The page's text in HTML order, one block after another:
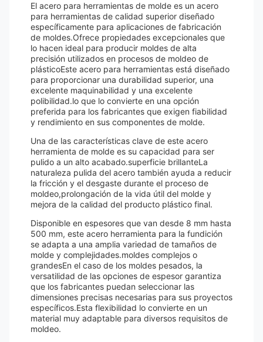
El acero para herramientas de molde es un acero
para herramientas de calidad superior diseñado
específicamente para aplicaciones de fabricación
de moldes.Ofrece propiedades excepcionales que
lo hacen ideal para producir moldes de alta
precisión utilizados en procesos de moldeo de
plásticoEste acero para herramientas está diseñado
para proporcionar una durabilidad superior, una
excelente maquinabilidad y una excelente
polibilidad.lo que lo convierte en una opción
preferida para los fabricantes que exigen fiabilidad
y rendimiento en sus componentes de molde.
Una de las características clave de este acero
herramienta de molde es su capacidad para ser
pulido a un alto acabado.superficie brillanteLa
naturaleza pulida del acero también ayuda a reducir
la fricción y el desgaste durante el proceso de
moldeo,prolongación de la vida útil del molde y
mejora de la calidad del producto plástico final.
Disponible en espesores que van desde 8 mm hasta
500 mm, este acero herramienta para la fundición
se adapta a una amplia variedad de tamaños de
molde y complejidades.moldes complejos o
grandesEn el caso de los moldes pesados, la
versatilidad de las opciones de espesor garantiza
que los fabricantes puedan seleccionar las
dimensiones precisas necesarias para sus proyectos
específicos.Esta flexibilidad lo convierte en un
material muy adaptable para diversos requisitos de
moldeo.